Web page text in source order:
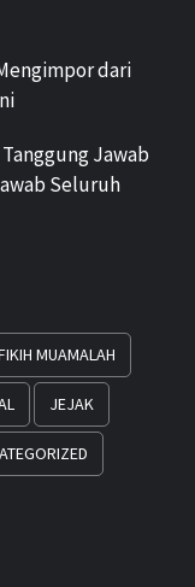
dari
Jawab
Seluruh
MUAMALAH
JEJAK